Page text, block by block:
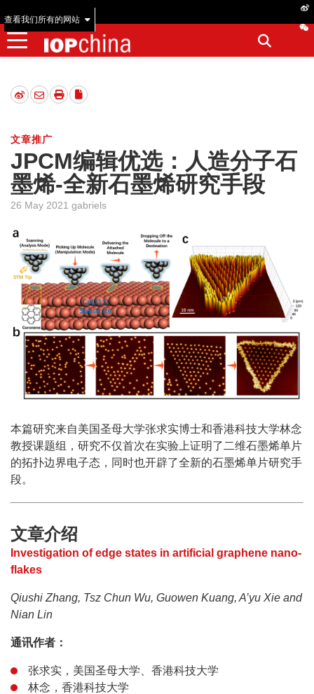
查看我们所有的网站
文章推广
JPCM编辑优选：人造分子石
墨烯-全新石墨烯研究手段
26 May 2021 gabriels
本篇研究来自美国圣母大学张求实博士和香港科技大学林念
教授课题组，研究不仅首次在实验上证明了二维石墨烯单片
的拓扑边界电子态，同时也开辟了全新的石墨烯单片研究手
段。
文章介绍
Investigation of edge states in artificial graphene nano-
flakes
Qiushi Zhang, Tsz Chun Wu, Guowen Kuang, A’yu Xie and
Nian Lin
通讯作者：
张求实，美国圣母大学、香港科技大学
林念，香港科技大学